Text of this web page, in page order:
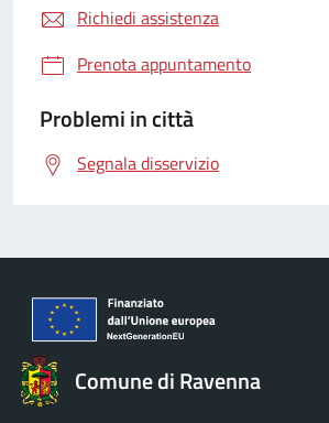
Richiedi assistenza
Prenota appuntamento
Problemi in città
Segnala disservizio
Comune di Ravenna